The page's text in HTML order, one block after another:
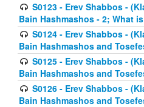
S0123 - Erev Shabbos -
Bain Hashmashos - 2; What
S0124 - Erev Shabbos -
Bain Hashmashos and
S0125 - Erev Shabbos -
Bain Hashmashos and
S0126 - Erev Shabbos -
Bain Hashmashos and